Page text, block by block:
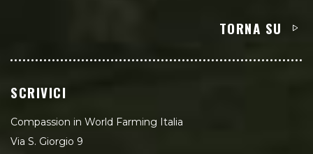
TORNA SU
SCRIVICI
Compassion in World Farming Italia
Via S. Giorgio 9